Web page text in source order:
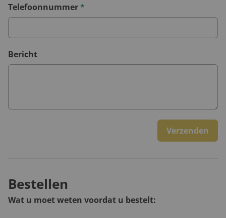
Telefoonnummer*
Bericht
Verzenden
Bestellen
Wat u moet weten voordat u bestelt: